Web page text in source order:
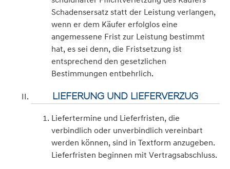
Schadensersatz statt der Leistung verlangen,
wenn er dem Käufer erfolglos eine
angemessene Frist zur Leistung bestimmt
hat, es sei denn, die Fristsetzung ist
entsprechend den gesetzlichen
Bestimmungen entbehrlich.
LIEFERUNG UND LIEFERVERZUG
Liefertermine und Lieferfristen, die
verbindlich oder unverbindlich vereinbart
werden können, sind in Textform anzugeben.
Lieferfristen beginnen mit Vertragsabschluss.